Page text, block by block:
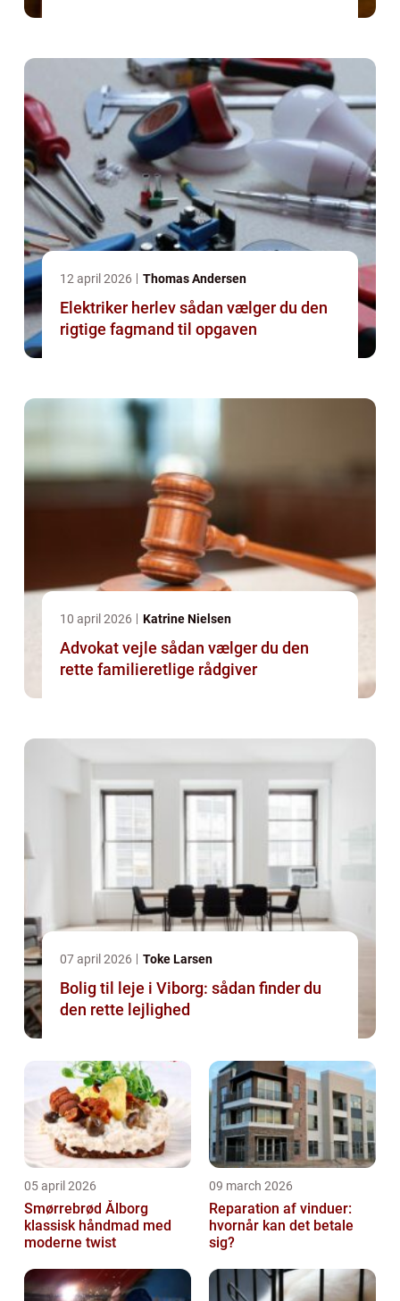
12 april 2026 Thomas Andersen
Elektriker herlev sådan vælger du den
rigtige fagmand til opgaven
10 april 2026 Katrine Nielsen
Advokat vejle sådan vælger du den
rette familieretlige rådgiver
07 april 2026 Toke Larsen
Bolig til leje i Viborg: sådan finder du
den rette lejlighed
05 april 2026
Smørrebrød Ålborg
klassisk håndmad med
moderne twist
09 march 2026
Reparation af vinduer:
hvornår kan det betale
sig?